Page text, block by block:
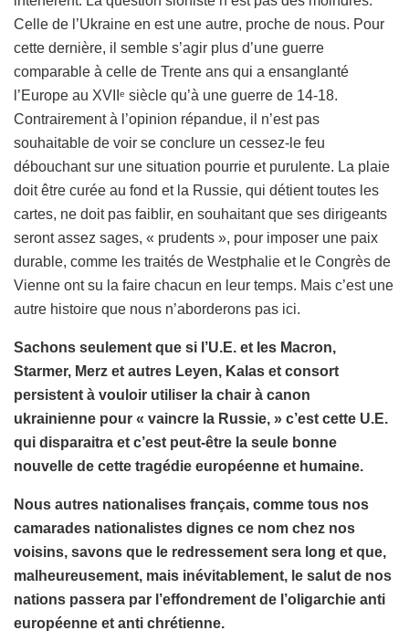
Celle de l’Ukraine en est une autre, proche de nous. Pour
cette dernière, il semble s’agir plus d’une guerre
comparable à celle de Trente ans qui a ensanglanté
l’Europe au XVII
e siècle qu’à une guerre de 14-18.
Contrairement à l’opinion répandue, il n’est pas
souhaitable de voir se conclure un cessez-le feu
débouchant sur une situation pourrie et purulente. La plaie
doit être curée au fond et la Russie, qui détient toutes les
cartes, ne doit pas faiblir, en souhaitant que ses dirigeants
seront assez sages, « prudents », pour imposer une paix
durable, comme les traités de Westphalie et le Congrès de
Vienne ont su la faire chacun en leur temps. Mais c’est une
autre histoire que nous n’aborderons pas ici.
Sachons seulement que si l’U.E. et les Macron,
Starmer, Merz et autres Leyen, Kalas et consort
persistent à vouloir utiliser la chair à canon
ukrainienne pour « vaincre la Russie, » c’est cette U.E.
qui disparaitra et c’est peut-être la seule bonne
nouvelle de cette tragédie européenne et humaine.
Nous autres nationalises français, comme tous nos
camarades nationalistes dignes ce nom chez nos
voisins, savons que le redressement sera long et que,
malheureusement, mais inévitablement, le salut de nos
nations passera par l’effondrement de l’oligarchie anti
européenne et anti chrétienne.